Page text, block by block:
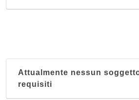
Attualmente nessun
requisiti